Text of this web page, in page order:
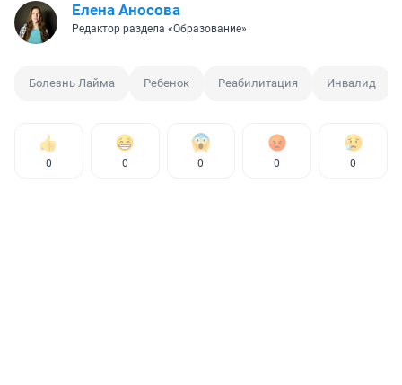
Елена Аносова
Редактор раздела «Образование»
Болезнь Лайма Ребенок Реабилитация Инвалид
0 0 0 0 0